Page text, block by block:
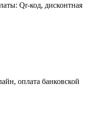
Qr-код, дисконтная
оплата банковской